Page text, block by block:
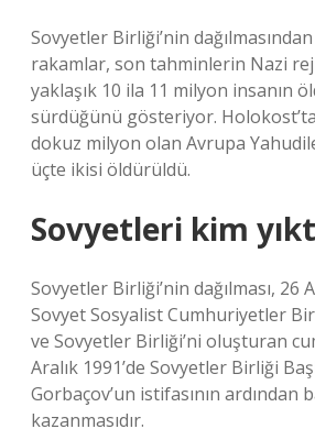
Sovyetler Birliği’nin
rakamlar, son tahminlerin Nazi
yaklaşık 10 ila 11 milyon insanın
sürdüğünü gösteriyor.
dokuz milyon olan Avrupa
üçte ikisi öldürüldü.
Sovyetleri kim
Sovyetler Birliği’nin dağılması, 26
Sovyet Sosyalist Cumhuriyetler
ve Sovyetler Birliği’ni oluşturan
Aralık 1991’de Sovyetler Birliği
Gorbaçov’un istifasının ardından
kazanmasıdır.